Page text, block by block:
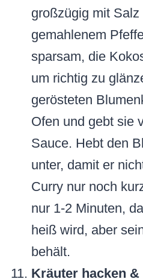
großzügig mit Salz
gemahlenem
sparsam, die
um richtig zu
gerösteten
Ofen und gebt sie
Sauce. Hebt den
unter, damit er
Curry nur noch
nur 1-2 Minuten,
heiß wird, aber
behält.
Kräuter hacken